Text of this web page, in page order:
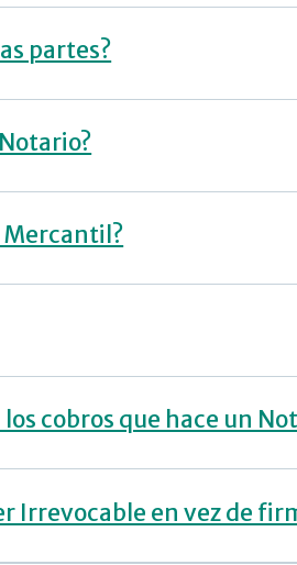
partes?
Mercantil?
cobros que hace un
Irrevocable en vez de